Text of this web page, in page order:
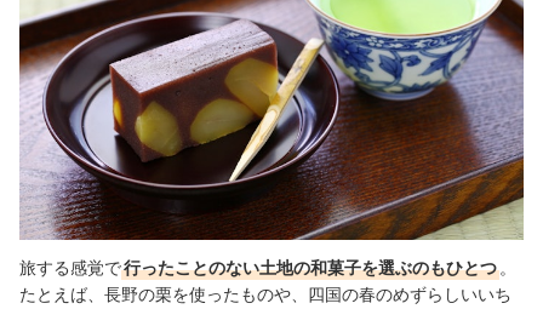
旅する感覚で行ったことのない土地の和菓子を選ぶのもひとつ 。
たとえば、長野の栗を使ったものや、四国の春のめずらしいいち